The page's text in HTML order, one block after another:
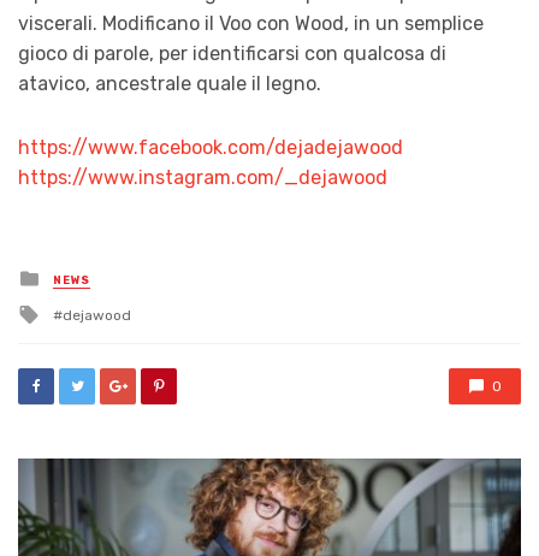
viscerali. Modificano il Voo con Wood, in un semplice
gioco di parole, per identificarsi con qualcosa di
atavico, ancestrale quale il legno.
https://www.facebook.com/dejadejawood
https://www.instagram.com/_dejawood
Posted
in
NEWS
Tagged
dejawood
0